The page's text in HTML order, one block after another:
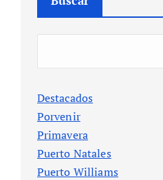
Destacados
Porvenir
Primavera
Puerto Natales
Puerto Williams